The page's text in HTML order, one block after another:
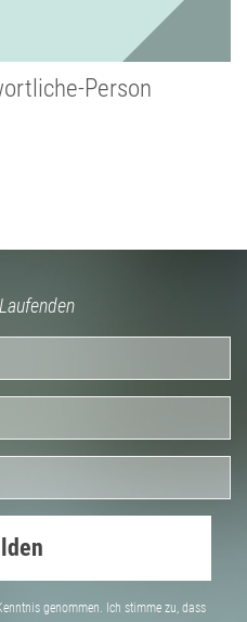
Person
genommen. Ich stimme zu, dass